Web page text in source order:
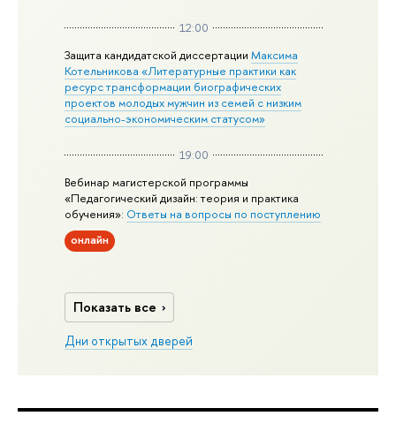
12:00
Защита кандидатской диссертацииМаксима
Котельникова «Литературные практики как
ресурс трансформации биографических
проектов молодых мужчин из семей с низким
социально-экономическим статусом»
19:00
Вебинар магистерской программы
«Педагогический дизайн: теория и практика
обучения»: Ответы на вопросы по поступлению
онлайн
Показать все
Дни открытых дверей